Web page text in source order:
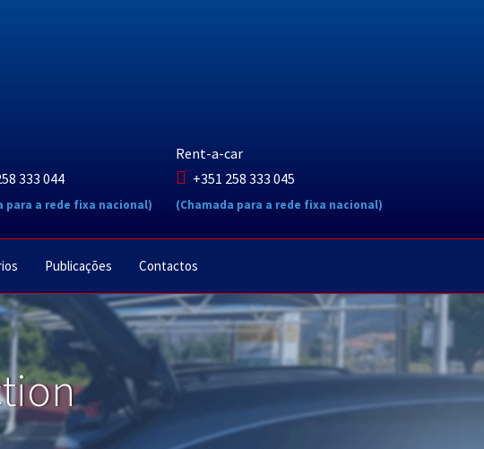
333 044
para a rede fixa nacional)
Rent-a-car
+351 258 333 045
(Chamada para a rede fixa nacional)
Publicações Contactos